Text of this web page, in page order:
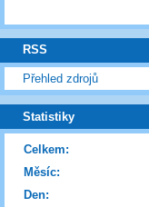
RSS
Přehled zdrojů
Statistiky
Celkem:
Měsíc:
Den: